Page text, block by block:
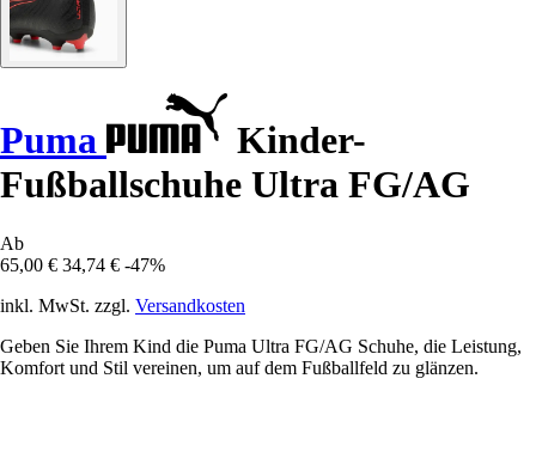
Puma
Kinder-
Fußballschuhe Ultra FG/AG
Ab
65,00 € 34,74 € -47%
inkl. MwSt. zzgl. Versandkosten
Geben Sie Ihrem Kind die Puma Ultra FG/AG Schuhe, die Leistung,
Komfort und Stil vereinen, um auf dem Fußballfeld zu glänzen.